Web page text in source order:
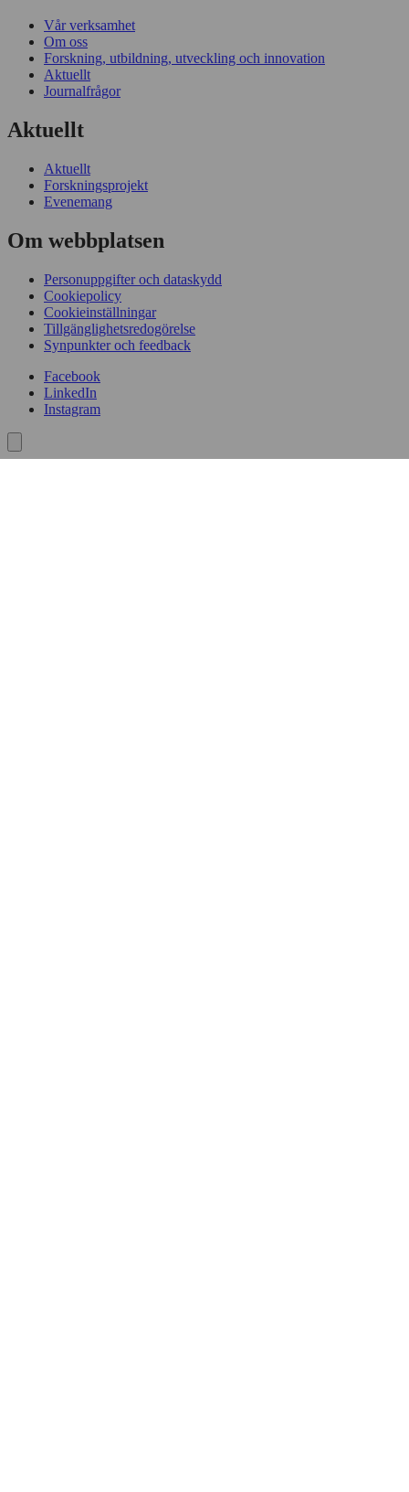
Vår verksamhet
Om oss
Forskning, utbildning, utveckling och innovation
Aktuellt
Journalfrågor
Aktuellt
Aktuellt
Forskningsprojekt
Evenemang
Om webbplatsen
Personuppgifter och dataskydd
Cookiepolicy
Cookieinställningar
Tillgänglighetsredogörelse
Synpunkter och feedback
Facebook
LinkedIn
Instagram